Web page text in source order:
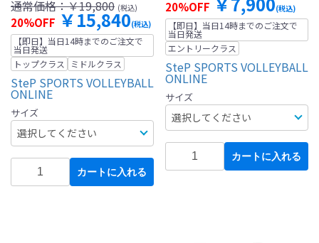
通常価格：￥19,800 (税込)
20%OFF ￥15,840(税込)
【即日】当日14時までのご注文で
当日発送
トップクラス
ミドルクラス
SteP SPORTS VOLLEYBALL
ONLINE
サイズ
カートに入れる
20%OFF (税込)
【即日】当日14時までのご注文で
当日発送
エントリークラス
SteP SPORTS VOLLEYBALL
ONLINE
サイズ
カートに入れる